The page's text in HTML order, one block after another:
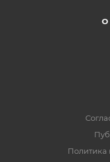
О
Политика